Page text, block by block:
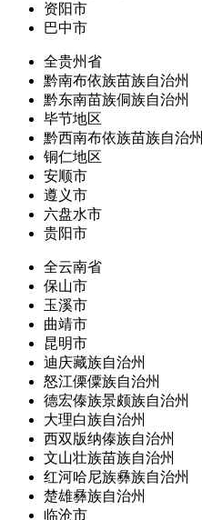
资阳市
巴中市
全贵州省
黔南布依族苗族自治州
黔东南苗族侗族自治州
毕节地区
黔西南布依族苗族自治州
铜仁地区
安顺市
遵义市
六盘水市
贵阳市
全云南省
保山市
玉溪市
曲靖市
昆明市
迪庆藏族自治州
怒江傈僳族自治州
德宏傣族景颇族自治州
大理白族自治州
西双版纳傣族自治州
文山壮族苗族自治州
红河哈尼族彝族自治州
楚雄彝族自治州
临沧市